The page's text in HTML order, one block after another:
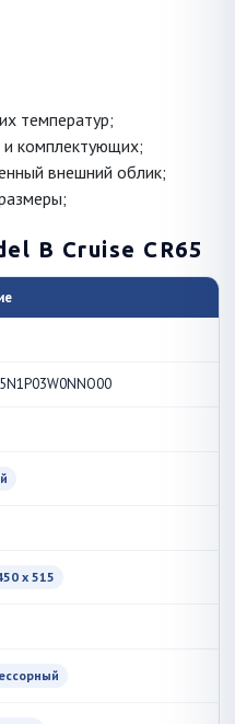
температур;
и комплектующих;
внешний облик;
B Cruise CR65
x 515